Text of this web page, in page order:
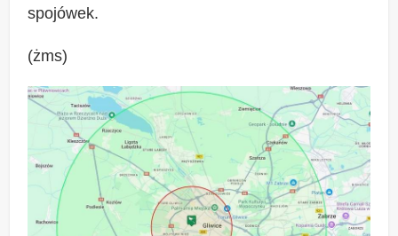
spojówek.
(żms)